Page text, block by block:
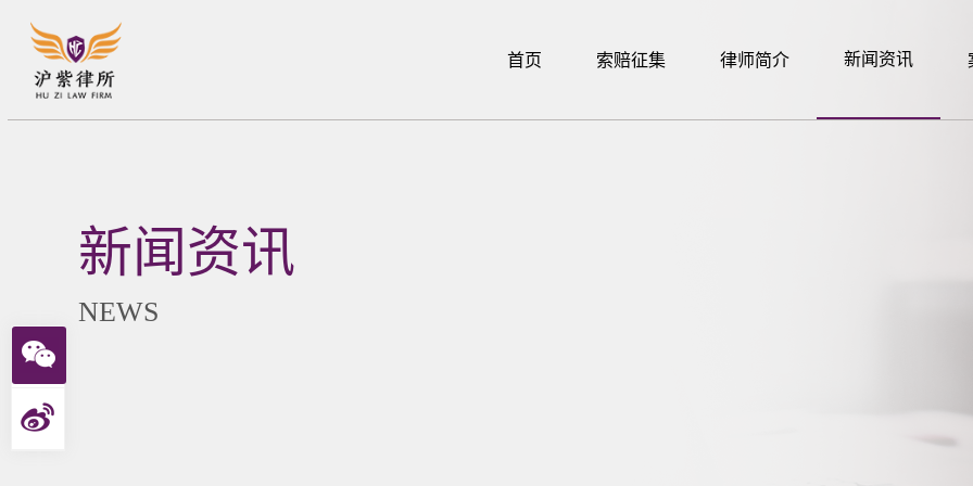
首页 索赔征集 律师简介 新闻资讯
新闻资讯
NEWS